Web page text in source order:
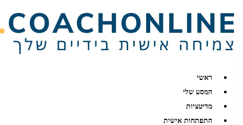
ראשי
המסע שלי
מדיטציות
התפתחות אישית